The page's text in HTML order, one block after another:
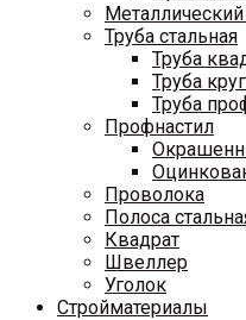
Металлический
Труба стальная
Труба
Труба
Труба
Профнастил
Проволока
Полоса
Квадрат
Швеллер
Уголок
Стройматериалы